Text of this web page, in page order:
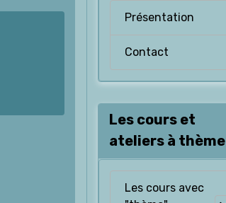
Présentation
Contact
Les cours et
ateliers à thème
Les cours avec